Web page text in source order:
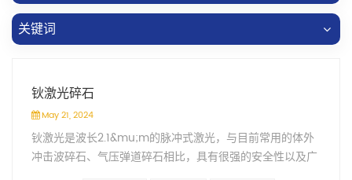
关键词
钬激光碎石
May 21, 2024
钬激光是波长2.1&mu;m的脉冲式激光，与目前常用的体外
冲击波碎石、气压弹道碎石相比，具有很强的安全性以及广